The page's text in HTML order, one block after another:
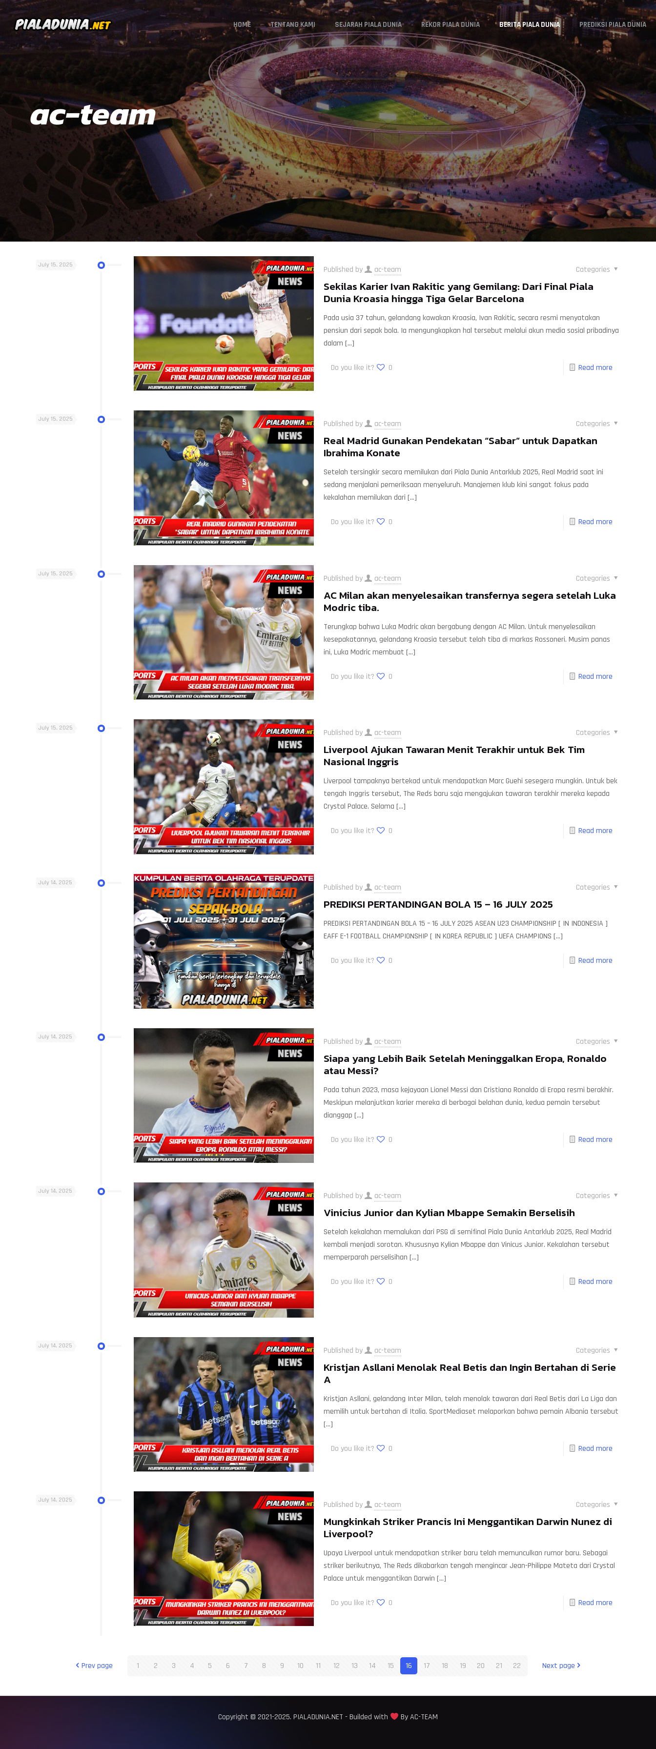
HOME TENTANG KAMI SEJARAH PIALA DUNIA REKOR PIALA DUNIA BERITA PIALA DUNIA PREDIKSI PIALA DUNIA
ac-team
July 15, 2025 Published by ac-team Categories
Sekilas Karier Ivan Rakitic yang Gemilang: Dari Final Piala
Dunia Kroasia hingga Tiga Gelar Barcelona
Pada usia 37 tahun, gelandang kawakan Kroasia, Ivan Rakitic, secara resmi menyatakan
pensiun dari sepak bola. Ia mengungkapkan hal tersebut melalui akun media sosial pribadinya
dalam […]
Do you like it? 0 Read more
July 15, 2025 Published by ac-team Categories
Real Madrid Gunakan Pendekatan “Sabar” untuk Dapatkan
Ibrahima Konate
Setelah tersingkir secara memilukan dari Piala Dunia Antarklub 2025, Real Madrid saat ini
sedang menjalani pemeriksaan menyeluruh. Manajemen klub kini sangat fokus pada
kekalahan memilukan dari […]
Do you like it? 0 Read more
July 15, 2025 Published by ac-team Categories
AC Milan akan menyelesaikan transfernya segera setelah Luka
Modric tiba.
Terungkap bahwa Luka Modric akan bergabung dengan AC Milan. Untuk menyelesaikan
kesepakatannya, gelandang Kroasia tersebut telah tiba di markas Rossoneri. Musim panas
ini, Luka Modric membuat […]
Do you like it? 0 Read more
July 15, 2025 Published by ac-team Categories
Liverpool Ajukan Tawaran Menit Terakhir untuk Bek Tim
Nasional Inggris
Liverpool tampaknya bertekad untuk mendapatkan Marc Guehi sesegera mungkin. Untuk bek
tengah Inggris tersebut, The Reds baru saja mengajukan tawaran terakhir mereka kepada
Crystal Palace. Selama […]
Do you like it? 0 Read more
July 14, 2025 Published by ac-team Categories
PREDIKSI PERTANDINGAN BOLA 15 – 16 JULY 2025
PREDIKSI PERTANDINGAN BOLA 15 – 16 JULY 2025 ASEAN U23 CHAMPIONSHIP [ IN INDONESIA ]
EAFF E-1 FOOTBALL CHAMPIONSHIP [ IN KOREA REPUBLIC ] UEFA CHAMPIONS […]
Do you like it? 0 Read more
July 14, 2025 Published by ac-team Categories
Siapa yang Lebih Baik Setelah Meninggalkan Eropa, Ronaldo
atau Messi?
Pada tahun 2023, masa kejayaan Lionel Messi dan Cristiano Ronaldo di Eropa resmi berakhir.
Meskipun melanjutkan karier mereka di berbagai belahan dunia, kedua pemain tersebut
dianggap […]
Do you like it? 0 Read more
July 14, 2025 Published by ac-team Categories
Vinicius Junior dan Kylian Mbappe Semakin Berselisih
Setelah kekalahan memalukan dari PSG di semifinal Piala Dunia Antarklub 2025, Real Madrid
kembali menjadi sorotan. Khususnya Kylian Mbappe dan Vinicus Junior. Kekalahan tersebut
memperparah perselisihan […]
Do you like it? 0 Read more
July 14, 2025 Published by ac-team Categories
Kristjan Asllani Menolak Real Betis dan Ingin Bertahan di Serie
A
Kristjan Asllani, gelandang Inter Milan, telah menolak tawaran dari Real Betis dari La Liga dan
memilih untuk bertahan di Italia. SportMediaset melaporkan bahwa pemain Albania tersebut
[…]
Do you like it? 0 Read more
July 14, 2025 Published by ac-team Categories
Mungkinkah Striker Prancis Ini Menggantikan Darwin Nunez di
Liverpool?
Upaya Liverpool untuk mendapatkan striker baru telah memunculkan rumor baru. Sebagai
striker berikutnya, The Reds dikabarkan tengah mengincar Jean-Philippe Mateta dari Crystal
Palace untuk menggantikan Darwin […]
Do you like it? 0 Read more
Prev page 1 2 3 4 5 6 7 8 9 10 11 12 13 14 15 16 17 18 19 20 21 22 Next page
Copyright © 2021-2025. PIALADUNIA.NET - Builded with By AC-TEAM